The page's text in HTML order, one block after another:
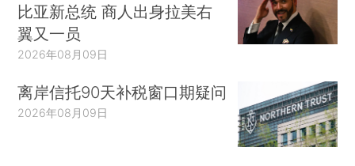
比亚新总统 商人出身拉美右
翼又一员
2026年08月09日
离岸信托90天补税窗口期疑问
2026年08月09日